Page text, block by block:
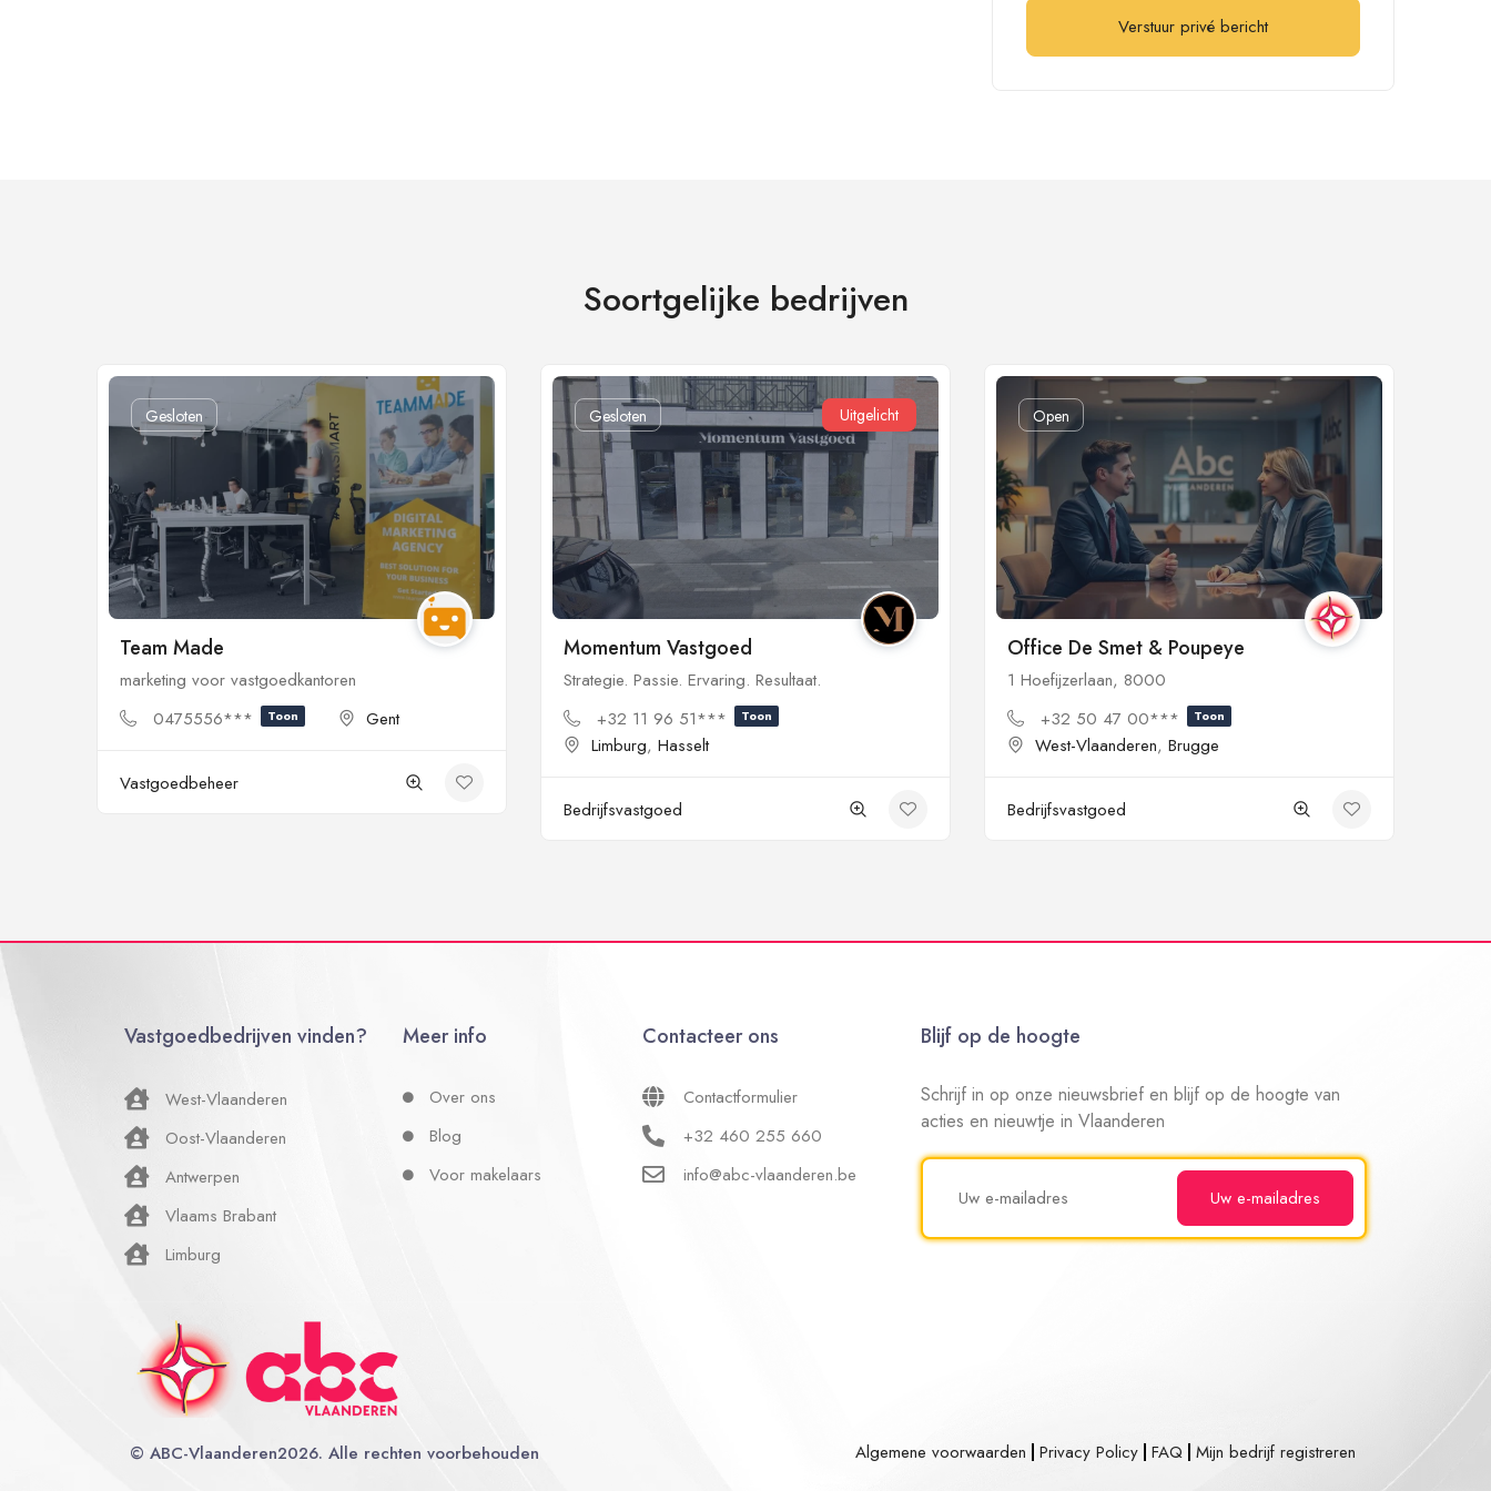
Verstuur privé bericht
Soortgelijke bedrijven
Gesloten
Team Made
marketing voor vastgoedkantoren
0475556***
Toon Gent
Vastgoedbeheer
Gesloten Uitgelicht
Momentum Vastgoed
Strategie. Passie. Ervaring. Resultaat.
+32 11 96 51***
Toon
Limburg, Hasselt
Bedrijfsvastgoed
Open
Office De Smet & Poupeye
1 Hoefijzerlaan, 8000
+32 50 47 00***
Toon
West-Vlaanderen, Brugge
Bedrijfsvastgoed
Vastgoedbedrijven vinden?
West-Vlaanderen
Oost-Vlaanderen
Antwerpen
Vlaams Brabant
Limburg
Meer info
Over ons
Blog
Voor makelaars
Contacteer ons
Contactformulier
+32 460 255 660
info@abc-vlaanderen.be
Blijf op de hoogte
Schrijf in op onze nieuwsbrief en blijf op de hoogte van
acties en nieuwtje in Vlaanderen
© ABC-Vlaanderen2026. Alle rechten voorbehouden Algemene voorwaarden Privacy Policy FAQ Mijn bedrijf registreren